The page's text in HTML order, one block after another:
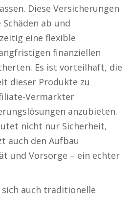
Diese Versicherungen
ab und
eine flexible
finanziellen
Es ist vorteilhaft, die
dieser Produkte zu
Vermarkter
anzubieten.
nicht nur Sicherheit,
auch den Aufbau
und Vorsorge – ein echter
auch traditionelle